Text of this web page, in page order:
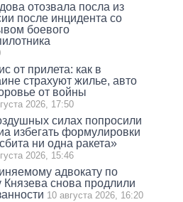
отозвала посла из
после инцидента со
боевого
от прилета: как в
страхуют жилье, авто
от войны
2026, 17:50
силах попросили
избегать формулировки
ни одна ракета»
2026, 15:46
адвокату по
Князева снова продлили
10 августа 2026, 16:20